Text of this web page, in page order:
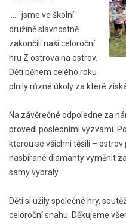
...... jsme ve školní
družině slavnostně
zakončili naši celoroční
hru Z ostrova na ostrov.
Děti během celého roku
plnily různé úkoly za které
Na závěrečné odpoledne za
provedl posledními výzvami.
kterou se všichni těšili –
nasbírané diamanty vyměnit
samy vybraly.
Děti si užily společné hry,
celoroční snahu. Děkujeme